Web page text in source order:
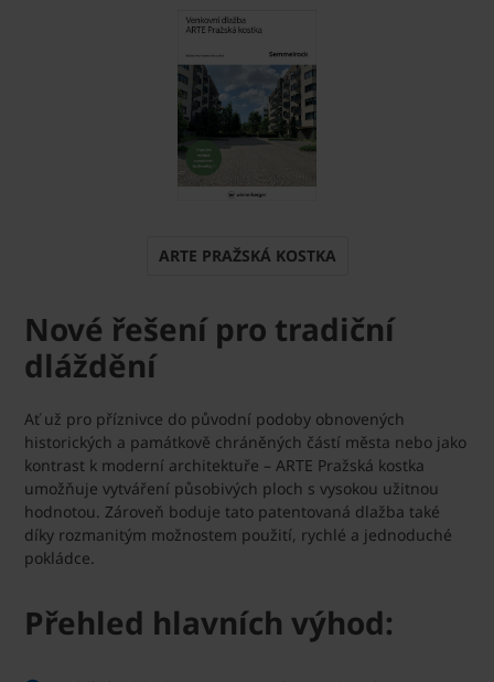
ARTE PRAŽSKÁ KOSTKA
Nové řešení pro tradiční
dláždění
Ať už pro příznivce do původní podoby obnovených
historických a památkově chráněných částí města nebo jako
kontrast k moderní architektuře – ARTE Pražská kostka
umožňuje vytváření působivých ploch s vysokou užitnou
hodnotou. Zároveň boduje tato patentovaná dlažba také
díky rozmanitým možnostem použití, rychlé a jednoduché
pokládce.
Přehled hlavních výhod: